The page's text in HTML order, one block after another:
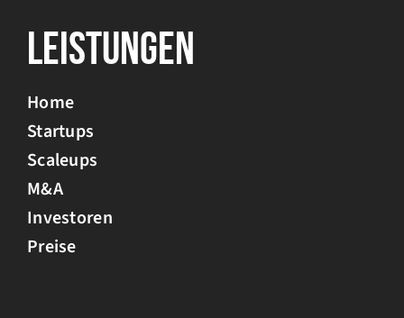
Leistungen
Home
Startups
Scaleups
M&A
Investoren
Preise